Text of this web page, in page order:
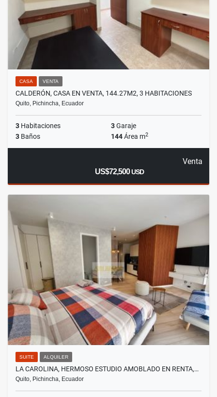
CASA VENTA
CALDERÓN, CASA EN VENTA, 144.27M2, 3 HABITACIONES
Quito, Pichincha, Ecuador
3 Habitaciones 3Garaje
3 Baños 144Área m2
Venta
US$72,500USD
SUITE ALQUILER
LA CAROLINA, HERMOSO ESTUDIO AMOBLADO EN RENTA,…
Quito, Pichincha, Ecuador